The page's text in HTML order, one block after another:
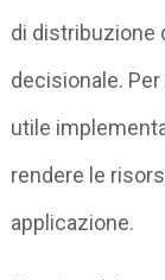
di distribuzione
decisionale.
utile
rendere le
applicazione.